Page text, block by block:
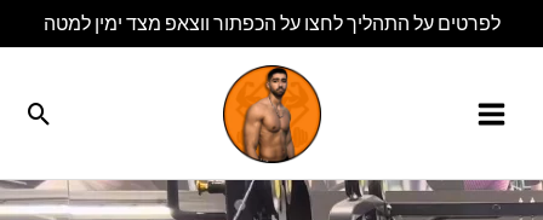
לתוכן
לפרטים על התהליך לחצו על הכפתור ווצאפ מצד ימין למטה